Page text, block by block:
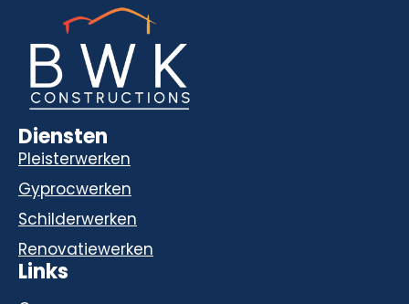
Diensten
Pleisterwerken
Gyprocwerken
Schilderwerken
Renovatiewerken
Links